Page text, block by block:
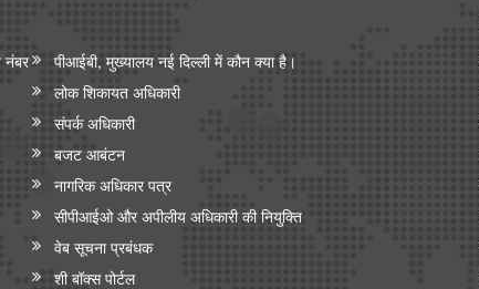
नंबर
पीआईबी, मुख्यालय नई दिल्ली में कौन क्या है।
लोक शिकायत अधिकारी
संपर्क अधिकारी
बजट आबंटन
नागरिक अधिकार पत्र
सीपीआईओ और अपी‍लीय अधिकारी की नियुक्ति
वेब सूचना प्रबंधक
शी बॉक्स पोर्टल